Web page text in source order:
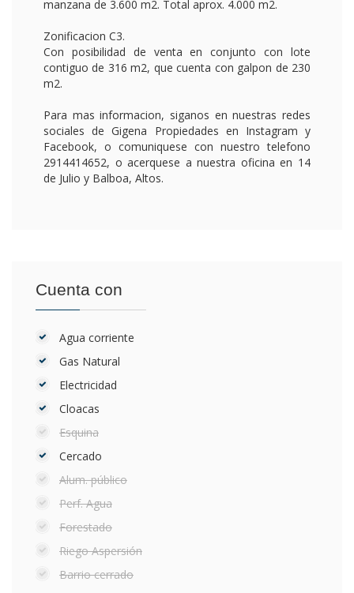
Cuenta con
Agua corriente
Gas Natural
Electricidad
Cloacas
Esquina
Cercado
Alum. público
Perf. Agua
Forestado
Riego Aspersión
Barrio cerrado